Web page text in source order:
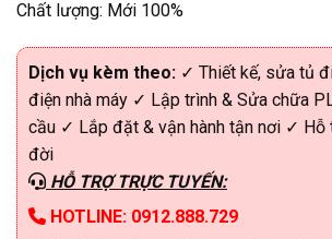
Chất lượng: Mới 100%
Dịch vụ kèm theo: ✓ Thiết kế, sửa tủ
điện nhà máy ✓ Lập trình & Sửa chữa
cầu ✓ Lắp đặt & vận hành tận nơi ✓ Hỗ
đời
HỖ TRỢ TRỰC TUYẾN:
HOTLINE: 0912.888.729